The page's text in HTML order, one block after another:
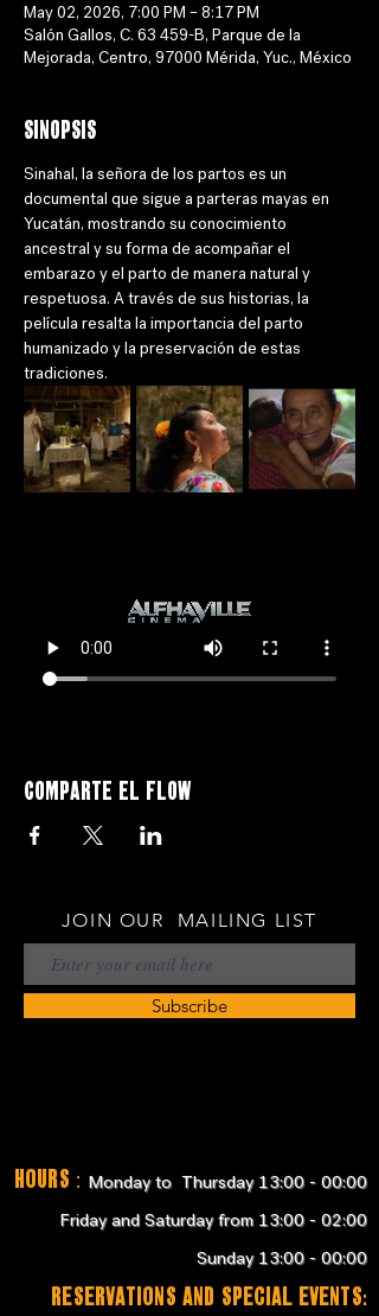
May 02, 2026, 7:00 PM – 8:17 PM
Salón Gallos, C. 63 459-B, Parque de la
Mejorada, Centro, 97000 Mérida, Yuc., México
Sinopsis
Sinahal, la señora de los partos es un
documental que sigue a parteras mayas en
Yucatán, mostrando su conocimiento
ancestral y su forma de acompañar el
embarazo y el parto de manera natural y
respetuosa. A través de sus historias, la
película resalta la importancia del parto
humanizado y la preservación de estas
tradiciones.
Comparte el flow
JOIN OUR MAILING LIST
Subscribe
Hours : Monday to Thursday 13:00 - 00:00
Friday and Saturday from 13:00 - 02:00
Sunday 13:00 - 00:00
RESERVATIONS and SPECIAL EVENTS: